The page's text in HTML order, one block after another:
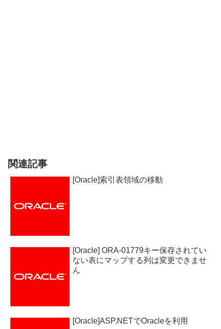
関連記事
[Oracle]索引表領域の移動
[Oracle] ORA-01779キー保存されてい
ない表にマップする列は変更できませ
ん
[Oracle]ASP.NETでOracleを利用